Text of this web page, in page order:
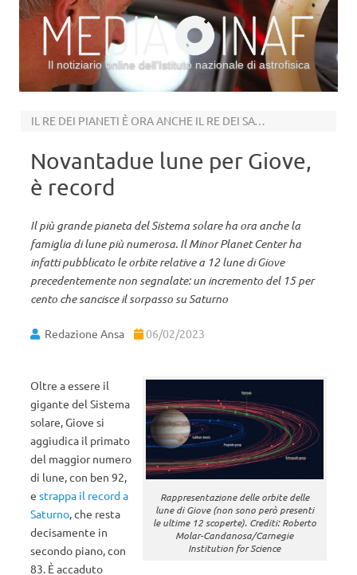
Il notiziario online dell’Istituto nazionale di astrofisica
IL RE DEI PIANETI È ORA ANCHE IL RE DEI SATELLITI NATURALI
Novantadue lune per Giove,
è record
Il più grande pianeta del Sistema solare ha ora anche la
famiglia di lune più numerosa. Il Minor Planet Center ha
infatti pubblicato le orbite relative a 12 lune di Giove
precedentemente non segnalate: un incremento del 15 per
cento che sancisce il sorpasso su Saturno
Redazione Ansa 06/02/2023
Rappresentazione delle orbite delle
lune di Giove (non sono però presenti
le ultime 12 scoperte). Crediti: Roberto
Molar-Candanosa/Carnegie
Institution for Science
Oltre a essere il
gigante del Sistema
solare, Giove si
aggiudica il primato
del maggior numero
di lune, con ben 92,
e strappa il record a
Saturno, che resta
decisamente in
secondo piano, con
83. È accaduto